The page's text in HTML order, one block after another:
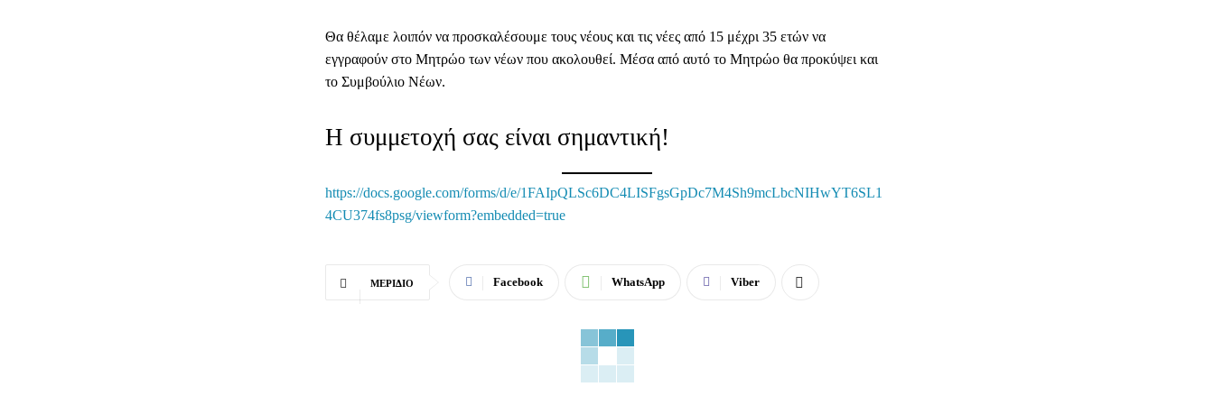
Θα θέλαμε λοιπόν να προσκαλέσουμε τους νέους και τις νέες από 15 μέχρι 35 ετών να
εγγραφούν στο Mητρώο των νέων που ακολουθεί. Μέσα από αυτό το Μητρώο θα προκύψει και
το Συμβούλιο Νέων.
Η συμμετοχή σας είναι σημαντική!
https://docs.google.com/forms/d/e/1FAIpQLSc6DC4LISFgsGpDc7M4Sh9mcLbcNIHwYT6SL1
4CU374fs8psg/viewform?embedded=true
ΜΕΡΊΔΙΟ Facebook WhatsApp Viber